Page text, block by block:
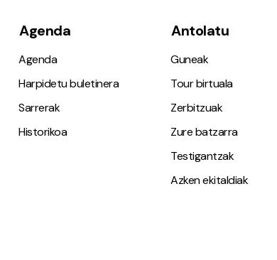
Agenda
Agenda
Harpidetu buletinera
Sarrerak
Historikoa
Antolatu
Guneak
Tour birtuala
Zerbitzuak
Zure batzarra
Testigantzak
Azken ekitaldiak